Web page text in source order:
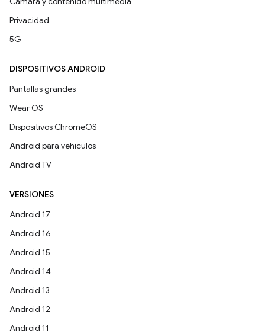
Privacidad
5G
DISPOSITIVOS ANDROID
Pantallas grandes
Wear OS
Dispositivos ChromeOS
Android para vehículos
Android TV
VERSIONES
Android 17
Android 16
Android 15
Android 14
Android 13
Android 12
Android 11